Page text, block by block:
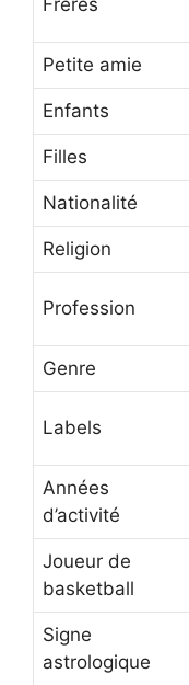
Frères
Petite amie
Enfants
Filles
Nationalité
Religion
Profession
Genre
Labels
Années
d’activité
Joueur de
basketball
Signe
astrologique